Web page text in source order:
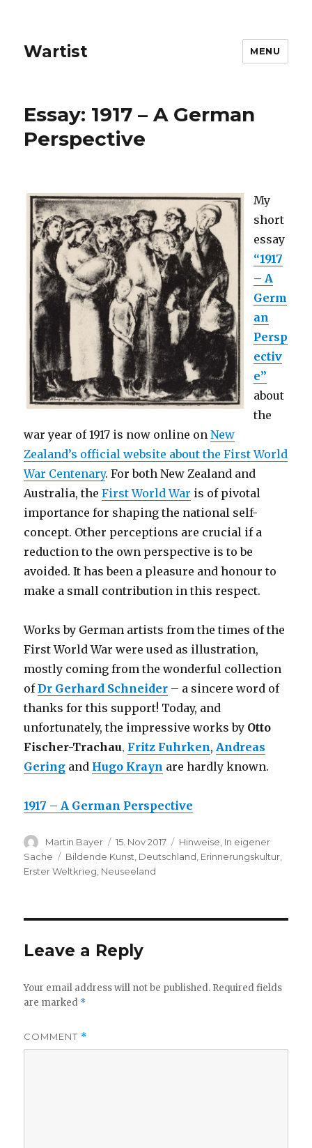
Wartist MENU
Essay: 1917 – A German
Perspective
My
short
essay
“1917
– A
Germ
an
Persp
ectiv
e”
about
the
war year of 1917 is now online onNew
Zealand’s official website about the First World
War Centenary. For both New Zealand and
Australia, theFirst World War is of pivotal
importance for shaping the national self-
concept. Other perceptions are crucial if a
reduction to the own perspective is to be
avoided. It has been a pleasure and honour to
make a small contribution in this respect.
Works by German artists from the times of the
First World War were used as illustration,
mostly coming from the wonderful collection
ofDr Gerhard Schneider – a sincere word of
thanks for this support! Today, and
unfortunately, the impressive works by Otto
Fischer-Trachau, Fritz Fuhrken,Andreas
Gering and Hugo Krayn are hardly known.
1917 – A German Perspective
Author
Martin Bayer
Posted
on
15. Nov 2017 Categories
Hinweise In eigener
Sache
Tags
Bildende Kunst Deutschland Erinnerungskultur
Erster Weltkrieg Neuseeland
Leave a Reply
Your email address will not be published. Required fields
are marked *
COMMENT *